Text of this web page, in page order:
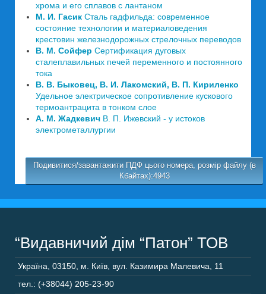
хрома и его сплавов с лантаном
М. И. Гасик Сталь гадфильда: современное
состояние технологии и материаловедения
крестовин железнодорожных стрелочных переводов
В. М. Сойфер Сертификация дуговых
сталеплавильных печей переменного и постоянного
тока
В. В. Быковец, В. И. Лакомский, В. П. Кириленко
Удельное электрическое сопротивление кускового
термоантрацита в тонком слое
А. М. Жадкевич В. П. Ижевский - у истоков
электрометаллургии
Подивитися/завантажити ПДФ цього номера, розмір файлу (в
Кбайтах):4943
“Видавничий дім “Патон” ТОВ
Україна 03150 м. Київ, вул. Казимира Малевича, 11
тел.: (+38044) 205-23-90